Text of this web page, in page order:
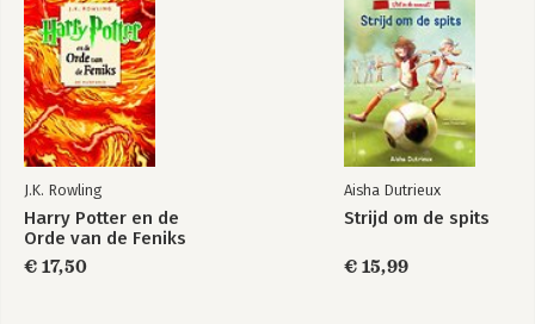
J.K. Rowling
Harry Potter en de
Orde van de Feniks
€ 17,50
Aisha Dutrieux
Strijd om de spits
€ 15,99